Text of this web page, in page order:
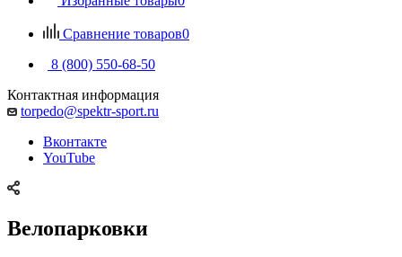
Сравнение товаров0
8 (800) 550-68-50
Контактная информация
torpedo@spektr-sport.ru
Вконтакте
YouTube
Велопарковки